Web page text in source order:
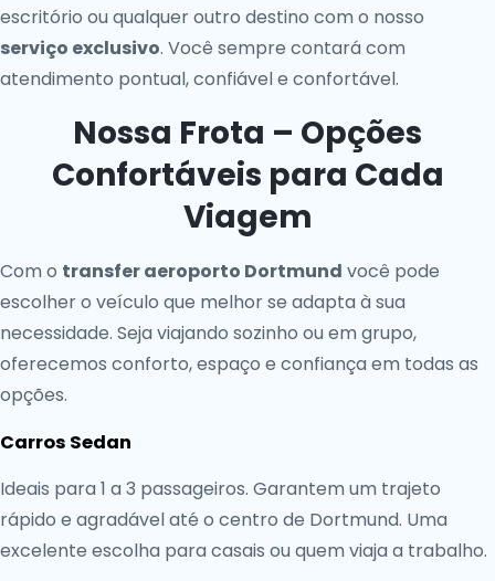
escritório ou qualquer outro destino com o nosso
serviço exclusivo. Você sempre contará com
atendimento pontual, confiável e confortável.
Nossa Frota – Opções
Confortáveis para Cada
Viagem
Com o transfer aeroporto Dortmund você pode
escolher o veículo que melhor se adapta à sua
necessidade. Seja viajando sozinho ou em grupo,
oferecemos conforto, espaço e confiança em todas as
opções.
Carros Sedan
Ideais para 1 a 3 passageiros. Garantem um trajeto
rápido e agradável até o centro de Dortmund. Uma
excelente escolha para casais ou quem viaja a trabalho.